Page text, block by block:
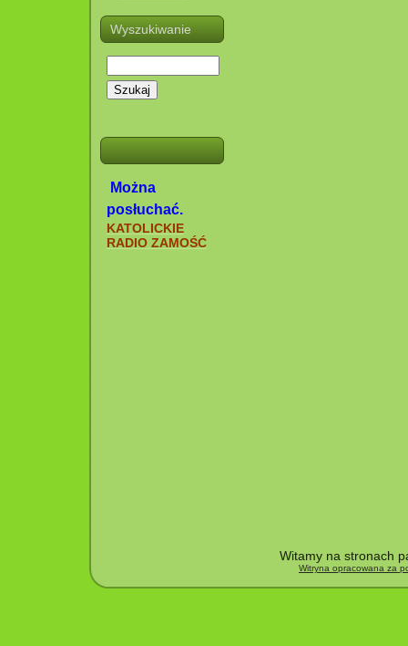
Wyszukiwanie
Szukaj
Można
posłuchać.
KATOLICKIE
RADIO ZAMOŚĆ
Witamy na stronach
Witryna opracowana za